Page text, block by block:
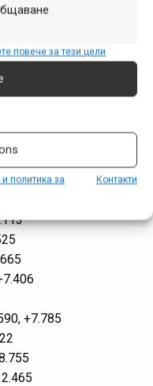
повече за тези цели
политика за
Контакти
квалификационните
тук:
.
в
официални
2.132
+7.785